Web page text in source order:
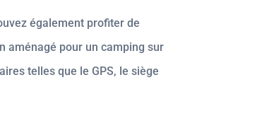
également profiter de
aménagé pour un camping sur
telles que le GPS, le siège